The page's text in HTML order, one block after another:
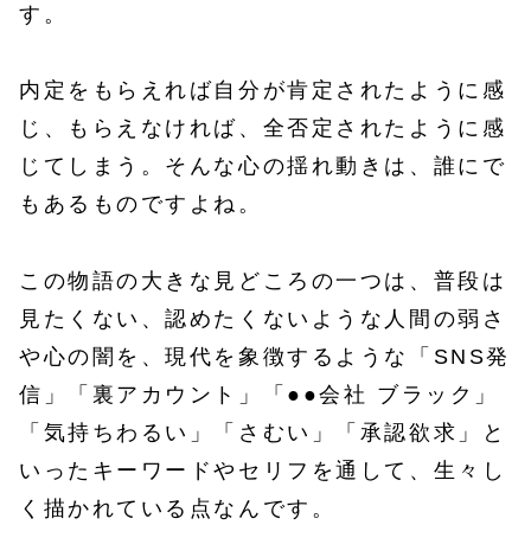
す。
内定をもらえれば自分が肯定されたように感
じ、もらえなければ、全否定されたように感
じてしまう。そんな心の揺れ動きは、誰にで
もあるものですよね。
この物語の大きな見どころの一つは、普段は
見たくない、認めたくないような人間の弱さ
や心の闇を、現代を象徴するような「SNS発
信」「裏アカウント」「●●会社 ブラック」
「気持ちわるい」「さむい」「承認欲求」と
いったキーワードやセリフを通して、生々し
く描かれている点なんです。